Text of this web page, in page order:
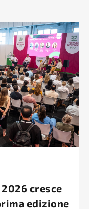
cresce
edizione